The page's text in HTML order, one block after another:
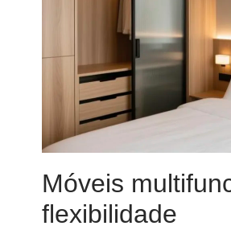
Móveis
flexibilidade